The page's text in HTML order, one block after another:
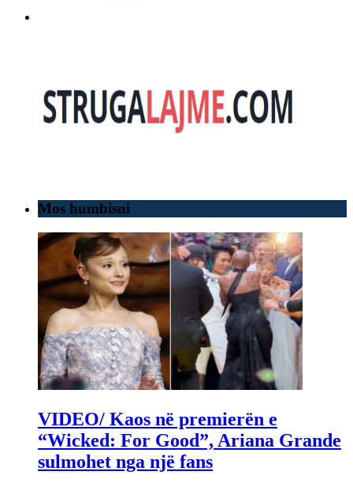
Mos humbisni
VIDEO/ Kaos në premierën e
“Wicked: For Good”, Ariana Grande
sulmohet nga një fans